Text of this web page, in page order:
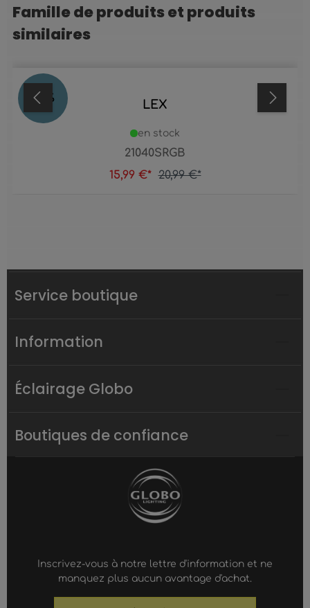
Ignorer la galerie de produits
Famille de produits et produits
similaires
24 % LEX
21040SRGB
en stock
15,99 €* 20,99 €*
Service boutique
Information
Éclairage Globo
Boutiques de confiance
Inscrivez-vous à notre lettre d'information et ne
manquez plus aucun avantage d'achat.